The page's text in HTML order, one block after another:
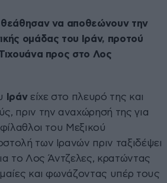
να αποθεώνουν την
ομάδας του Ιράν, προτού
προς στο Λος
Ιράν είχε στο πλευρό της και
πριν την αναχώρησή της για
του Μεξικού
των Ιρανών πριν ταξιδέψει
το Λος Άντζελες, κρατώντας
και φωνάζοντας υπέρ τους